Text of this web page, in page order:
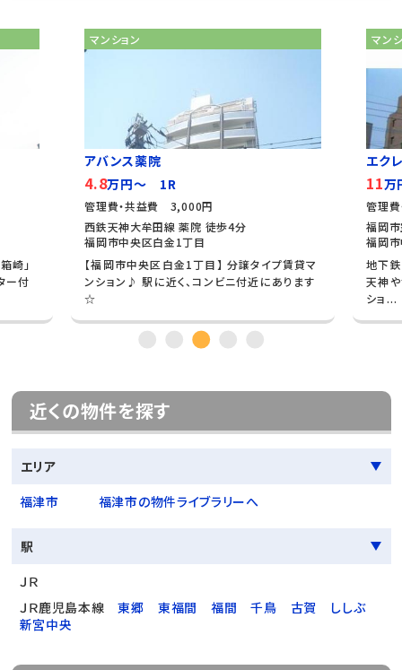
崎」
ー付
マンション
アバンス薬院
4.8万円～ 1R
管理費・共益費 3,000円
西鉄天神大牟田線 薬院 徒歩4分
福岡市中央区白金1丁目
【福岡市中央区白金1丁目】 分譲タイプ賃貸マ
ンション♪ 駅に近く、コンビニ付近にあります
☆
マン
エク
11
管理
福岡
福岡
地下鉄
天神
ショ...
近くの物件を探す
エリア
福津市
福津市の物件ライブラリーへ
駅
ＪＲ
ＪＲ鹿児島本線
東郷 東福間 福間 千鳥 古賀
ししぶ
新宮中央